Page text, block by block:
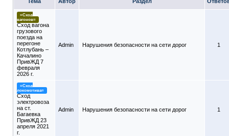
=Сход
вагонов=
Сход вагона
грузового
поезда на
перегоне
Котлубань –
Качалино
ПривЖД 7
февраля
2026 г.
Admin Нарушения безопасности на сети дорог 1
=Сход
локомотива=
Сход
электровоза
на ст.
Багаевка
ПривЖД 23
апреля 2021
г.
Admin Нарушения безопасности на сети дорог 1